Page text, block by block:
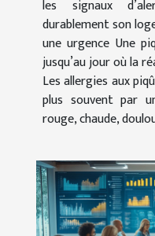
les signaux
durablement son
une urgence Une
jusqu’au jour où la
Les allergies aux
plus souvent par
rouge, chaude,